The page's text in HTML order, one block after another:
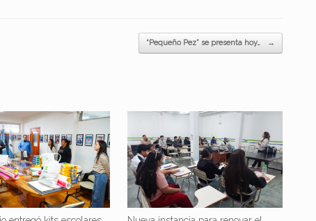
“Pequeño Pez” se presenta hoy… →